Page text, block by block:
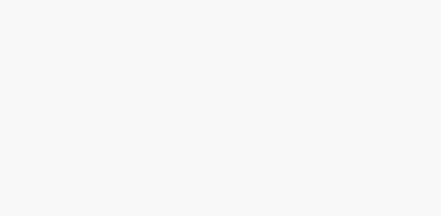
tố nào?
năm sinh, mỗi yếu tố trả lời một câu hỏi khác nhau nên không thay thế được cho nhau:
định không. Đây là yếu tố ảnh hưởng tới đời sống hằng ngày sau cưới nhiều nhất.
trong thế xung. Người Việt hay hỏi yếu tố này trước tiên nhưng nó chỉ chiếm một phần tư số điểm.
hướng bếp và hướng giường hay không, nên ảnh hưởng trực tiếp lúc mua hoặc sửa nhà.
hay tương khắc. Đây là yếu tố các thầy hay soi khi luận đường con cái và tài lộc.
vẫn có thể đạt mức hợp khá nếu ba phần còn lại thuận. Muốn tự đối chiếu thì tra